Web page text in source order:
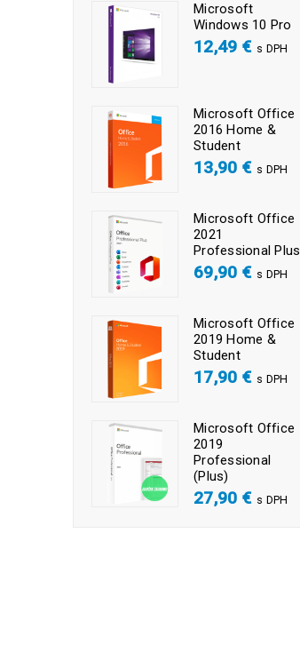
Microsoft
Windows 10 Pro
12,49 € s DPH
Microsoft Office
2016 Home &
Student
13,90 € s DPH
Microsoft Office
2021
Professional Plus
69,90 € s DPH
Microsoft Office
2019 Home &
Student
17,90 € s DPH
Microsoft Office
2019
Professional
(Plus)
27,90 € s DPH